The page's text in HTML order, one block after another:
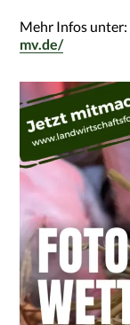
Mehr Infos unter:
mv.de/